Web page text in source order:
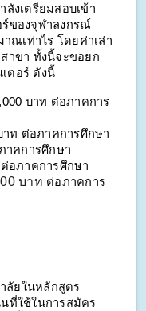
งเตรียมสอบเข้า
ของจุฬาลงกรณ์
ณเท่าไร โดยค่าเล่า
าขา ทั้งนี้จะขอยก
ตอร์ ดังนี้
บาท ต่อภาคการ
าท ต่อภาคการศึกษา
าคการศึกษา
อภาคการศึกษา
บาท ต่อภาคการ
ลัยในหลักสูตร
ที่ใช้ในการสมัคร